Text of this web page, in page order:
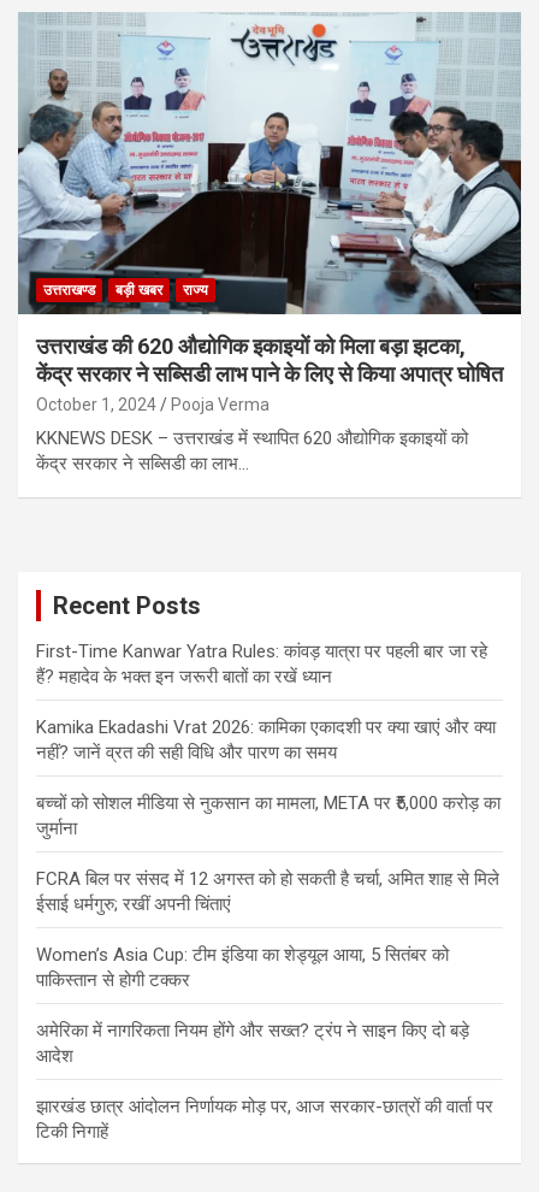
उत्तराखण्ड बड़ी खबर राज्य
उत्तराखंड की 620 औद्योगिक इकाइयों को मिला बड़ा झटका,
केंद्र सरकार ने सब्सिडी लाभ पाने के लिए से किया अपात्र घोषित
October 1, 2024 Pooja Verma
KKNEWS DESK – उत्तराखंड में स्थापित 620 औद्योगिक इकाइयों को
केंद्र सरकार ने सब्सिडी का लाभ…
Recent Posts
First-Time Kanwar Yatra Rules: कांवड़ यात्रा पर पहली बार जा रहे
हैं? महादेव के भक्त इन जरूरी बातों का रखें ध्यान
Kamika Ekadashi Vrat 2026: कामिका एकादशी पर क्या खाएं और क्या
नहीं? जानें व्रत की सही विधि और पारण का समय
बच्चों को सोशल मीडिया से नुकसान का मामला, META पर ₹5,000 करोड़ का
जुर्माना
FCRA बिल पर संसद में 12 अगस्त को हो सकती है चर्चा, अमित शाह से मिले
ईसाई धर्मगुरु; रखीं अपनी चिंताएं
Women’s Asia Cup: टीम इंडिया का शेड्यूल आया, 5 सितंबर को
पाकिस्तान से होगी टक्कर
अमेरिका में नागरिकता नियम होंगे और सख्त? ट्रंप ने साइन किए दो बड़े
आदेश
झारखंड छात्र आंदोलन निर्णायक मोड़ पर, आज सरकार-छात्रों की वार्ता पर
टिकी निगाहें